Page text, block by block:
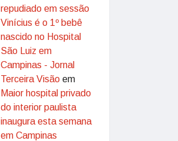
repudiado em sessão
Vinícius é o 1º bebê
nascido no Hospital
São Luiz em
Campinas - Jornal
Terceira Visão em
Maior hospital privado
do interior paulista
inaugura esta semana
em Campinas